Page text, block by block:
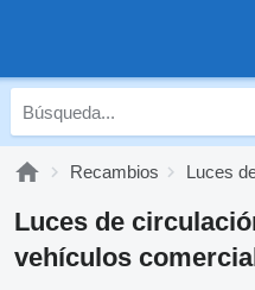
Recambios Luces
Luces de
vehículos